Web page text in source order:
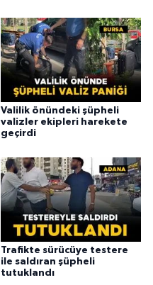
Valilik önündeki şüpheli
valizler ekipleri harekete
geçirdi
Trafikte sürücüye testere
ile saldıran şüpheli
tutuklandı